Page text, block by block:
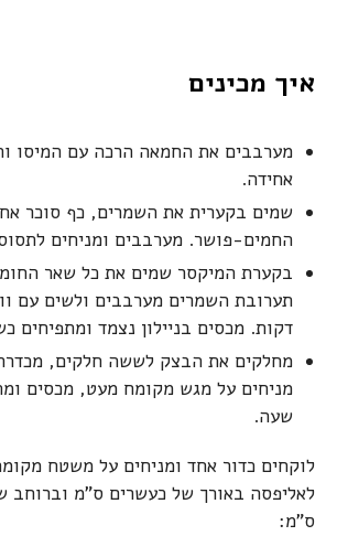
איך מכינים
מערבבים את החמאה הרכה עם המיסו
אחידה.
שמים בקערית את השמרים, כף סוכר
החמים-פושר. מערבבים ומניחים
בקערת המיקסר שמים את כל שאר
תערובת השמרים מערבבים ולשים עם
דקות. מכסים בניילון נצמד ומתפיחים
מחלקים את הבצק לששה חלקים,
מניחים על מגש מקומח מעט, מכסים
שעה.
לוקחים כדור אחד ומניחים על משטח
לאליפסה באורך של כעשרים ס"מ
ס"מ: